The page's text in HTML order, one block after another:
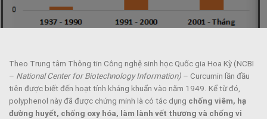
Theo Trung tâm Thông tin Công nghệ sinh học Quốc gia Hoa Kỳ (NCBI
– National Center for Biotechnology Information) – Curcumin lần đầu
tiên được biết đến hoạt tính kháng khuẩn vào năm 1949. Kể từ đó,
polyphenol này đã được chứng minh là có tác dụng chống viêm, hạ
đường huyết, chống oxy hóa, làm lành vết thương và chống vi